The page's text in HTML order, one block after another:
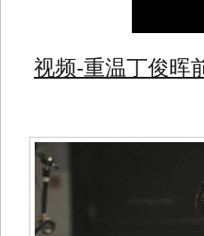
视频-重温丁俊晖